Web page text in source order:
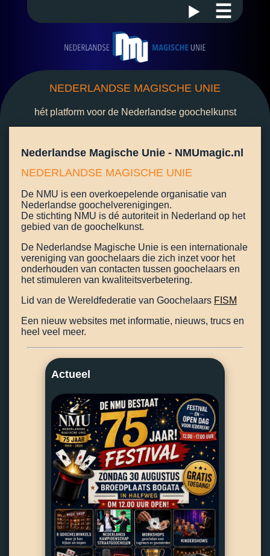
☰
NEDERLANDSE MAGISCHE UNIE
hét platform voor de Nederlandse goochelkunst
Nederlandse Magische Unie - NMUmagic.nl
NEDERLANDSE MAGISCHE UNIE
De NMU is een overkoepelende organisatie van
Nederlandse goochelverenigingen.
De stichting NMU is dé autoriteit in Nederland op het
gebied van de goochelkunst.
De Nederlandse Magische Unie is een internationale
vereniging van goochelaars die zich inzet voor het
onderhouden van contacten tussen goochelaars en
het stimuleren van kwaliteitsverbetering.
Lid van de Wereldfederatie van Goochelaars FISM
Een nieuw websites met informatie, nieuws, trucs en
heel veel meer.
Actueel